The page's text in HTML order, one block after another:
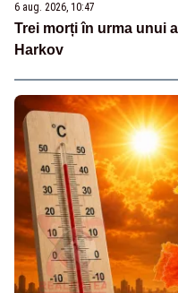
6 aug. 2026, 10:47
Trei morți în urma unui
Harkov